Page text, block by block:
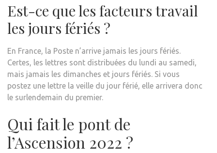
Est-ce que les facteurs travail
les jours fériés ?
En France, la Poste n’arrive jamais les jours fériés.
Certes, les lettres sont distribuées du lundi au samedi,
mais jamais les dimanches et jours fériés. Si vous
postez une lettre la veille du jour férié, elle arrivera donc
le surlendemain du premier.
Qui fait le pont de
l’Ascension 2022 ?